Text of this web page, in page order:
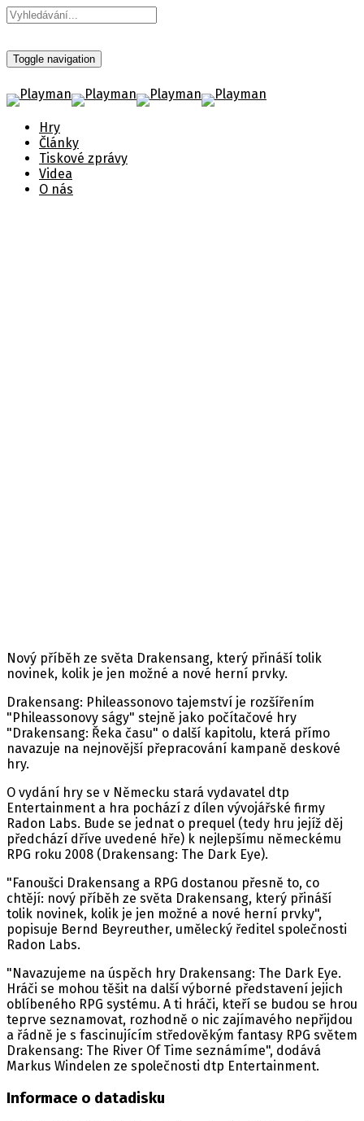
Toggle navigation
Hry
Články
Tiskové zprávy
Videa
O nás
Nový příběh ze světa Drakensang, který přináší tolik
novinek, kolik je jen možné a nové herní prvky.
Drakensang: Phileassonovo tajemství je rozšířením
"Phileassonovy ságy" stejně jako počítačové hry
"Drakensang: Řeka času" o další kapitolu, která přímo
navazuje na nejnovější přepracování kampaně deskové
hry.
O vydání hry se v Německu stará vydavatel dtp
Entertainment a hra pochází z dílen vývojářské firmy
Radon Labs. Bude se jednat o prequel (tedy hru jejíž děj
předchází dříve uvedené hře) k nejlepšímu německému
RPG roku 2008 (Drakensang: The Dark Eye).
"Fanoušci Drakensang a RPG dostanou přesně to, co
chtějí: nový příběh ze světa Drakensang, který přináší
tolik novinek, kolik je jen možné a nové herní prvky",
popisuje Bernd Beyreuther, umělecký ředitel společnosti
Radon Labs.
"Navazujeme na úspěch hry Drakensang: The Dark Eye.
Hráči se mohou těšit na další výborné představení jejich
oblíbeného RPG systému. A ti hráči, kteří se budou se hrou
teprve seznamovat, rozhodně o nic zajímavého nepřijdou
a řádně je s fascinujícím středověkým fantasy RPG světem
Drakensang: The River Of Time seznámíme", dodává
Markus Windelen ze společnosti dtp Entertainment.
Informace o datadisku